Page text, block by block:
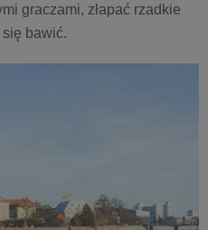
graczami, złapać rzadkie
bawić.